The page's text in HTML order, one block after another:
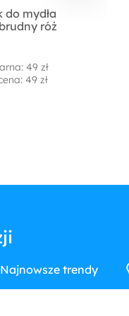
do mydła
róż
49 zł
49 zł
Najnowsze trendy